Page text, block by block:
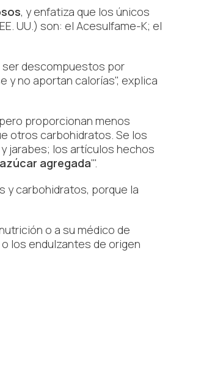
, y enfatiza que los únicos
UU.) son: el Acesulfame-K; el
ser descompuestos por
y no aportan calorías", explica
proporcionan menos
otros carbohidratos. Se los
jarabes; los artículos hechos
agregada'".
y carbohidratos, porque la
o a su médico de
los endulzantes de origen